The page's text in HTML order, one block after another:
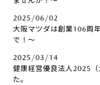
2025/06/02
大阪マツダは創業106周
で！～
2025/03/14
健康経営優良法人2025
た。